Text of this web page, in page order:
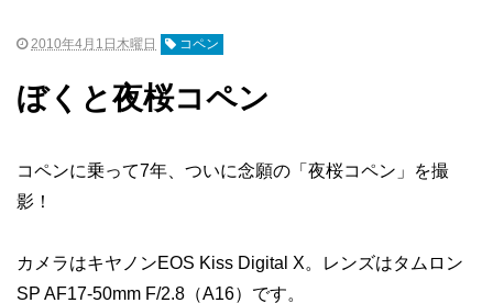
2010年4月1日木曜日 コペン
ぼくと夜桜コペン
コペンに乗って7年、ついに念願の「夜桜コペン」を撮
影！
カメラはキヤノンEOS Kiss Digital X。レンズはタムロン
SP AF17-50mm F/2.8（A16）です。